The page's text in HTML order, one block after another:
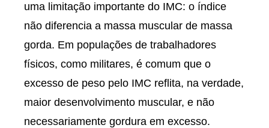
uma limitação importante do IMC: o índice
não diferencia a massa muscular de massa
gorda. Em populações de trabalhadores
físicos, como militares, é comum que o
excesso de peso pelo IMC reflita, na verdade,
maior desenvolvimento muscular, e não
necessariamente gordura em excesso.